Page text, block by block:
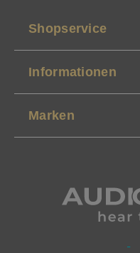
Shopservice
Informationen
Marken